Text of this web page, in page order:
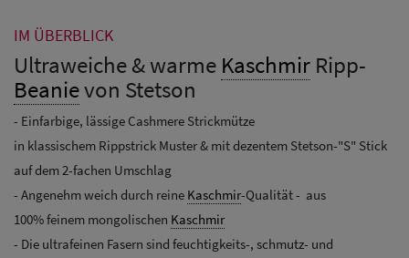
IM ÜBERBLICK
Ultraweiche & warme Kaschmir Ripp-
Beanievon Stetson
- Einfarbige, lässige Cashmere Strickmütze
in klassischem Rippstrick Muster & mit dezentem Stetson-"S" Stick
auf dem 2-fachen Umschlag
- Angenehm weich durch reine Kaschmir-Qualität - aus
100% feinem mongolischen Kaschmir
- Die ultrafeinen Fasern sind feuchtigkeits-, schmutz- und